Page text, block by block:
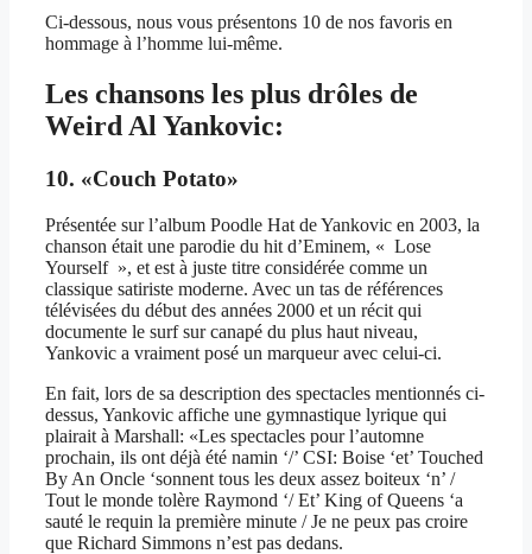
Ci-dessous, nous vous présentons 10 de nos favoris en
hommage à l’homme lui-même.
Les chansons les plus drôles de
Weird Al Yankovic:
10. «Couch Potato»
Présentée sur l’album Poodle Hat de Yankovic en 2003, la
chanson était une parodie du hit d’Eminem, « Lose
Yourself », et est à juste titre considérée comme un
classique satiriste moderne. Avec un tas de références
télévisées du début des années 2000 et un récit qui
documente le surf sur canapé du plus haut niveau,
Yankovic a vraiment posé un marqueur avec celui-ci.
En fait, lors de sa description des spectacles mentionnés ci-
dessus, Yankovic affiche une gymnastique lyrique qui
plairait à Marshall: «Les spectacles pour l’automne
prochain, ils ont déjà été namin ‘/’ CSI: Boise ‘et’ Touched
By An Oncle ‘sonnent tous les deux assez boiteux ‘n’ /
Tout le monde tolère Raymond ‘/ Et’ King of Queens ‘a
sauté le requin la première minute / Je ne peux pas croire
que Richard Simmons n’est pas dedans.